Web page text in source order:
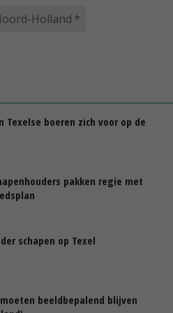
Holland
Texelse boeren zich voor op de
pakken regie met
schapen op Texel
beeldbepalend blijven